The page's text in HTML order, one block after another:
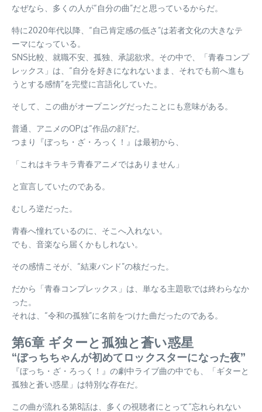
なぜなら、多くの人が“自分の曲”だと思っているからだ。
特に2020年代以降、“自己肯定感の低さ”は若者文化の大きなテ
ーマになっている。
SNS比較、就職不安、孤独、承認欲求。その中で、「青春コンプ
レックス」は、“自分を好きになれないまま、それでも前へ進も
うとする感情”を完璧に言語化していた。
そして、この曲がオープニングだったことにも意味がある。
普通、アニメのOPは“作品の顔”だ。
つまり『ぼっち・ざ・ろっく！』は最初から、
「これはキラキラ青春アニメではありません」
と宣言していたのである。
むしろ逆だった。
青春へ憧れているのに、そこへ入れない。
でも、音楽なら届くかもしれない。
その感情こそが、“結束バンド”の核だった。
だから「青春コンプレックス」は、単なる主題歌では終わらなか
った。
それは、“令和の孤独”に名前をつけた曲だったのである。
第6章 ギターと孤独と蒼い惑星
“ぼっちちゃんが初めてロックスターになった夜”
『ぼっち・ざ・ろっく！』の劇中ライブ曲の中でも、「ギターと
孤独と蒼い惑星」は特別な存在だ。
この曲が流れる第8話は、多くの視聴者にとって“忘れられない